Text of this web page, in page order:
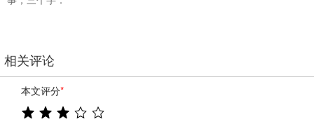
相关评论
本文评分*